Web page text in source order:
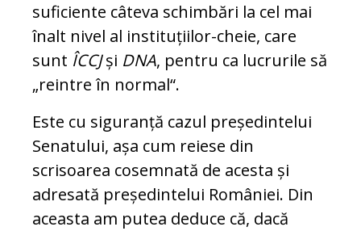
su­fi­ciente câteva schimbări la cel mai
înalt ni­vel al instituțiilor-cheie, care
sunt ÎCCJși DNA, pentru ca lu­crurile să
„reintre în normal“.
Este cu siguranță cazul președintelui
Se­na­tu­lui, așa cum reiese din
scrisoarea cosemnată de acesta și
adresată președintelui României. Din
aceasta am putea deduce că, dacă